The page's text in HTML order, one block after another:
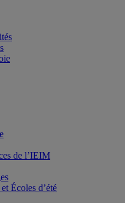
de l’IEIM
Écoles d’été